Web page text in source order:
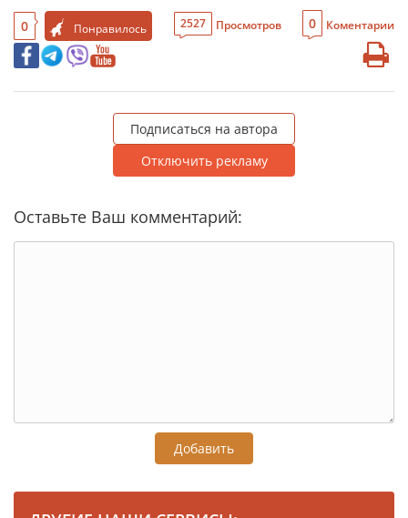
0 Понравилось 2527 Просмотров 0 Коментарии
Подписаться на автора
Отключить рекламу
Оставьте Ваш комментарий:
Добавить